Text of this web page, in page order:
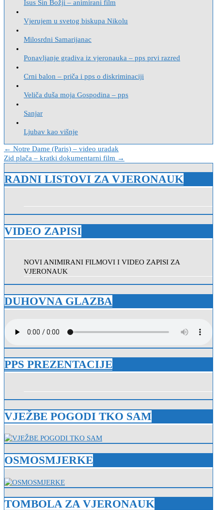
Isus Sin Božji – animirani film
Vjerujem u svetog biskupa Nikolu
Milosrdni Samarijanac
Ponavljanje gradiva iz vjeronauka – pps prvi razred
Crni balon – priča i pps o diskriminaciji
Veliča duša moja Gospodina – pps
Sanjar
Ljubav kao višnje
Navigacija
objava
← Notre Dame (Paris) – video uradak
Zid plača – kratki dokumentarni film →
RADNI LISTOVI ZA VJERONAUK
VIDEO ZAPISI
NOVI ANIMIRANI FILMOVI I VIDEO ZAPISI ZA
VJERONAUK
DUHOVNA GLAZBA
PPS PREZENTACIJE
VJEŽBE POGODI TKO SAM
OSMOSMJERKE
TOMBOLA ZA VJERONAUK